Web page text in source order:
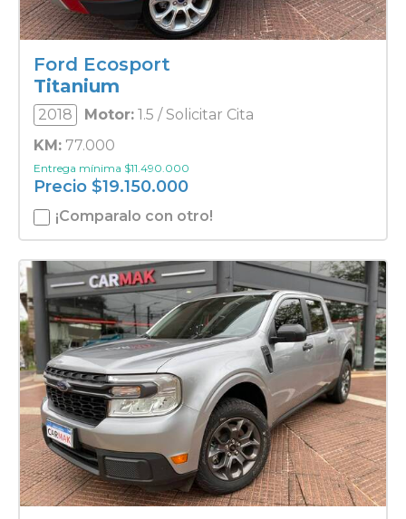
Ford Ecosport
Titanium
2018 Motor: 1.5 / Solicitar Cita
KM: 77.000
Entrega mínima $11.490.000
Precio $19.150.000
¡Comparalo con otro!